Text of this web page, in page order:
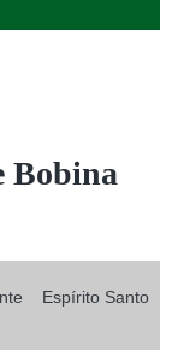
Bobina
Espírito Santo